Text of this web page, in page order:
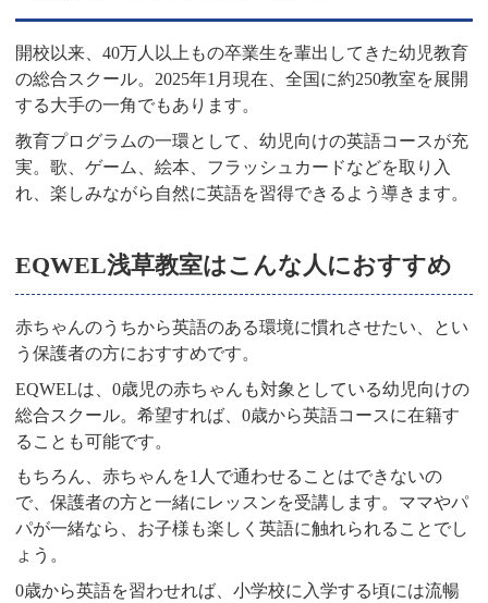
開校以来、40万人以上もの卒業生を輩出してきた幼児教育
の総合スクール。2025年1月現在、全国に約250教室を展開
する大手の一角でもあります。
教育プログラムの一環として、幼児向けの英語コースが充
実。歌、ゲーム、絵本、フラッシュカードなどを取り入
れ、楽しみながら自然に英語を習得できるよう導きます。
EQWEL浅草教室はこんな人におすすめ
赤ちゃんのうちから英語のある環境に慣れさせたい、とい
う保護者の方におすすめです。
EQWELは、0歳児の赤ちゃんも対象としている幼児向けの
総合スクール。希望すれば、0歳から英語コースに在籍す
ることも可能です。
もちろん、赤ちゃんを1人で通わせることはできないの
で、保護者の方と一緒にレッスンを受講します。ママやパ
パが一緒なら、お子様も楽しく英語に触れられることでし
ょう。
0歳から英語を習わせれば、小学校に入学する頃には流暢